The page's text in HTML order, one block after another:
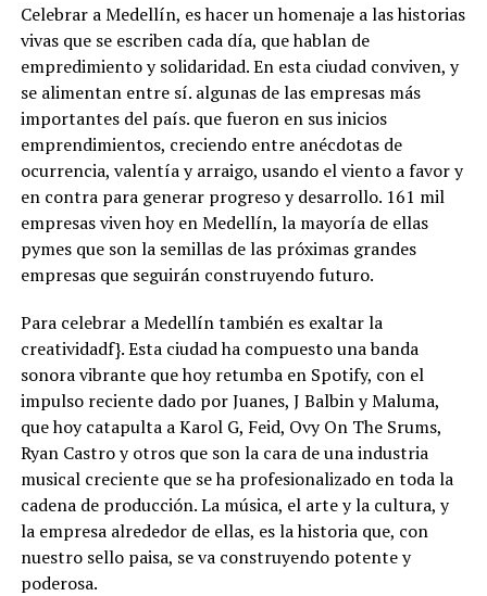
Celebrar a Medellín, es hacer un homenaje a las historias
vivas que se escriben cada día, que hablan de
empredimiento y solidaridad. En esta ciudad conviven, y
se alimentan entre sí. algunas de las empresas más
importantes del país. que fueron en sus inicios
emprendimientos, creciendo entre anécdotas de
ocurrencia, valentía y arraigo, usando el viento a favor y
en contra para generar progreso y desarrollo. 161 mil
empresas viven hoy en Medellín, la mayoría de ellas
pymes que son la semillas de las próximas grandes
empresas que seguirán construyendo futuro.
Para celebrar a Medellín también es exaltar la
creatividadf}. Esta ciudad ha compuesto una banda
sonora vibrante que hoy retumba en Spotify, con el
impulso reciente dado por Juanes, J Balbin y Maluma,
que hoy catapulta a Karol G, Feid, Ovy On The Srums,
Ryan Castro y otros que son la cara de una industria
musical creciente que se ha profesionalizado en toda la
cadena de producción. La música, el arte y la cultura, y
la empresa alrededor de ellas, es la historia que, con
nuestro sello paisa, se va construyendo potente y
poderosa.